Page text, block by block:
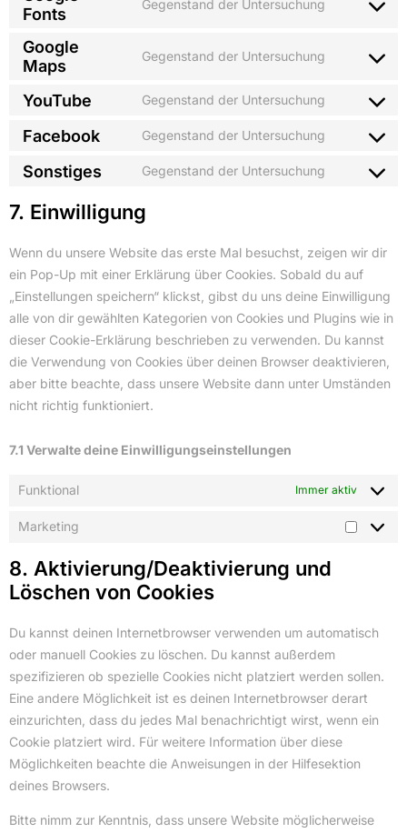
Fonts
Gegenstand der Untersuchung
Google
Maps
Gegenstand der Untersuchung
YouTube Gegenstand der Untersuchung
Facebook Gegenstand der Untersuchung
Sonstiges Gegenstand der Untersuchung
7. Einwilligung
Wenn du unsere Website das erste Mal besuchst, zeigen wir dir
ein Pop-Up mit einer Erklärung über Cookies. Sobald du auf
„Einstellungen speichern“ klickst, gibst du uns deine Einwilligung
alle von dir gewählten Kategorien von Cookies und Plugins wie in
dieser Cookie-Erklärung beschrieben zu verwenden. Du kannst
die Verwendung von Cookies über deinen Browser deaktivieren,
aber bitte beachte, dass unsere Website dann unter Umständen
nicht richtig funktioniert.
7.1 Verwalte deine Einwilligungseinstellungen
Funktional Immer aktiv
Marketing
8. Aktivierung/Deaktivierung und
Löschen von Cookies
Du kannst deinen Internetbrowser verwenden um automatisch
oder manuell Cookies zu löschen. Du kannst außerdem
spezifizieren ob spezielle Cookies nicht platziert werden sollen.
Eine andere Möglichkeit ist es deinen Internetbrowser derart
einzurichten, dass du jedes Mal benachrichtigt wirst, wenn ein
Cookie platziert wird. Für weitere Information über diese
Möglichkeiten beachte die Anweisungen in der Hilfesektion
deines Browsers.
Bitte nimm zur Kenntnis, dass unsere Website möglicherweise